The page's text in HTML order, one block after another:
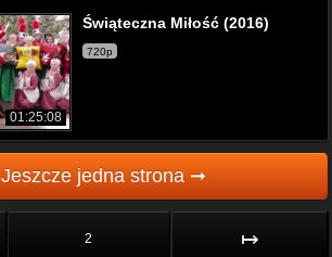
01:25:08
Świąteczna Miłość (2016)
720p
Jeszcze jedna strona ➞
2 ↦